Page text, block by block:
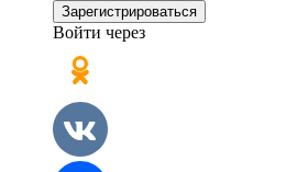
Зарегистрироваться
Войти через